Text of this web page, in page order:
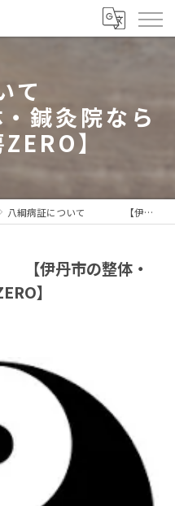
ついて
鍼灸院なら
】
八綱病証について 【伊丹市の整体・鍼灸院ならからだ工房ZERO】
伊丹市の整体・
】